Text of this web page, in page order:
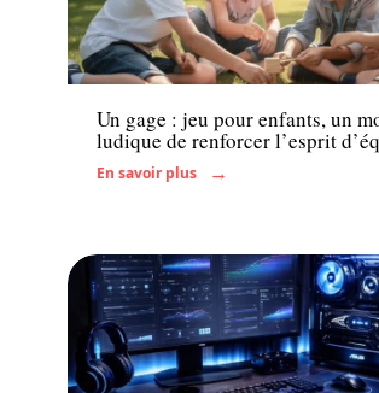
Famille
Un gage : jeu pour enfants, un
ludique de renforcer l’esprit
En savoir plus
Enfant